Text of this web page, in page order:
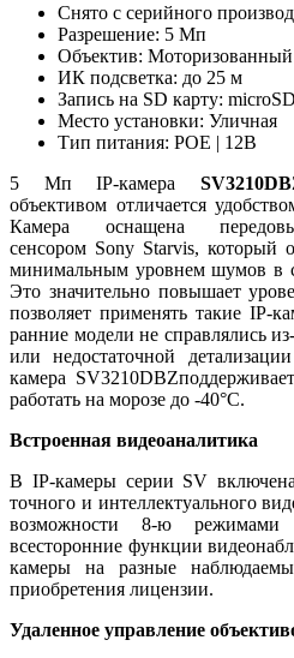
Снято с серийного
Разрешение: 5 Мп
Объектив:
ИК подсветка: до 25 м
Запись на SD карту:
Место установки: Уличная
Тип питания: POE | 12В
5 Мп IP-камера
объективом отличается
Камера оснащена
сенсором Sony Starvis, который
минимальным уровнем шумов в
Это значительно повышает
позволяет применять такие IP-
ранние модели не справлялись
или недостаточной
камера
работать на морозе до -40°C.
Встроенная видеоаналитика
В IP-камеры серии SV
точного и интеллектуального
возможности 8-ю режимами
всесторонние функции
камеры на разные
приобретения лицензии.
Удаленное управление